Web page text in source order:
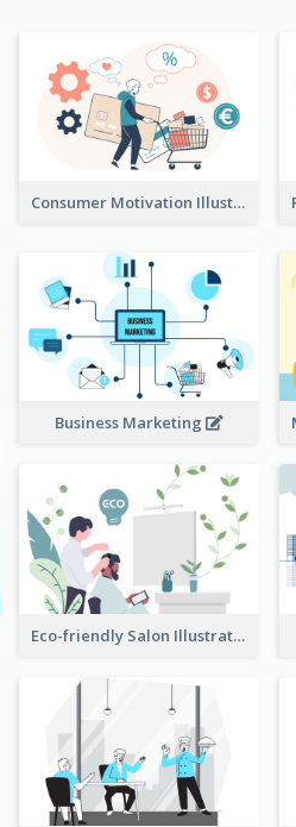
Consumer Motivation Illustration
Business Marketing
Eco-friendly Salon Illustration